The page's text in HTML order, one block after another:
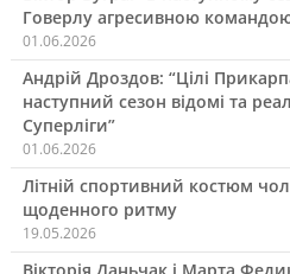
Говерлу агресивною
01.06.2026
Андрій Дроздов: “Цілі
наступний сезон відомі та
Суперліги”
01.06.2026
Літній спортивний костюм
щоденного ритму
19.05.2026